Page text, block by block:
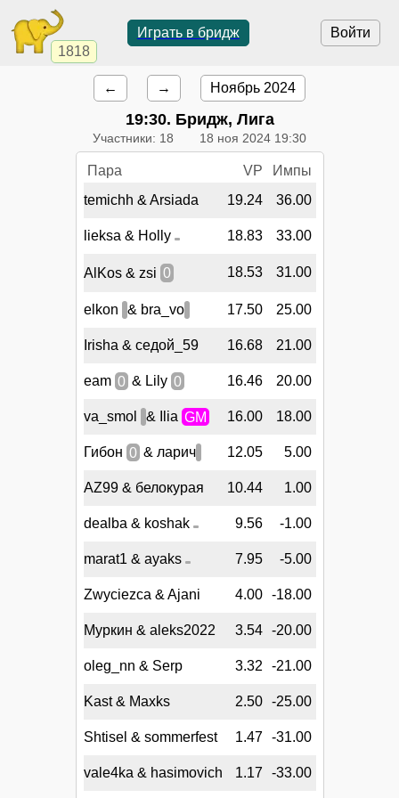
1818
Войти
Играть в бридж
← → Ноябрь 2024
19:30. Бридж, Лига
Участники: 18 18 ноя 2024 19:30
Пара VP
Импы
temichh & Arsiada
19.24 36.00
lieksa & Holly 18.83 33.00
AlKos & zsi 0 18.53 31.00
elkon & bra_vo 17.50 25.00
Irisha & седой_59 16.68 21.00
eam 0 & Lily 0 16.46 20.00
va_smol & Ilia GM 16.00 18.00
Гибон 0 & ларич 12.05 5.00
AZ99 & белокурая 10.44 1.00
dealba & koshak 9.56 -1.00
marat1 & ayaks 7.95 -5.00
Zwyciezca & Ajani 4.00 -18.00
Муркин & aleks2022 3.54 -20.00
oleg_nn & Serp 3.32 -21.00
Kast & Maxks 2.50 -25.00
Shtisel & sommerfest 1.47 -31.00
vale4ka & hasimovich 1.17 -33.00